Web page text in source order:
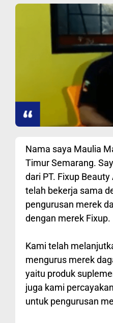
Nama saya Maulia
Timur Semarang.
dari PT. Fixup
telah bekerja sama
pengurusan merek
dengan merek Fixup.
Kami telah
mengurus merek
yaitu produk
juga kami
untuk pengurusan